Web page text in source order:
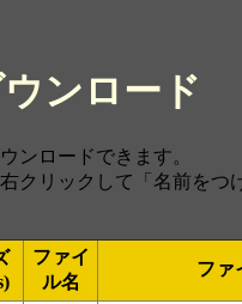
ンロード
ンロードできます。
クリックして「名前をつ
ファイ
ル名
ファ